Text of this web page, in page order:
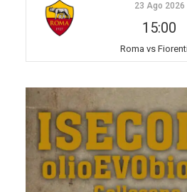
23 Ago 2026
15:00
Roma vs